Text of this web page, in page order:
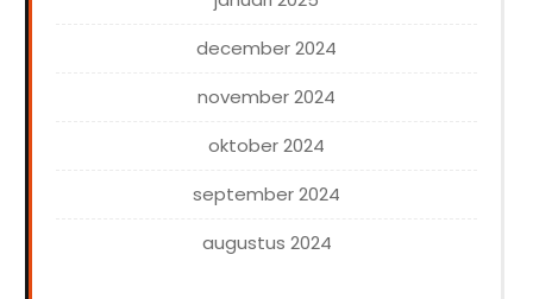
december 2024
november 2024
oktober 2024
september 2024
augustus 2024